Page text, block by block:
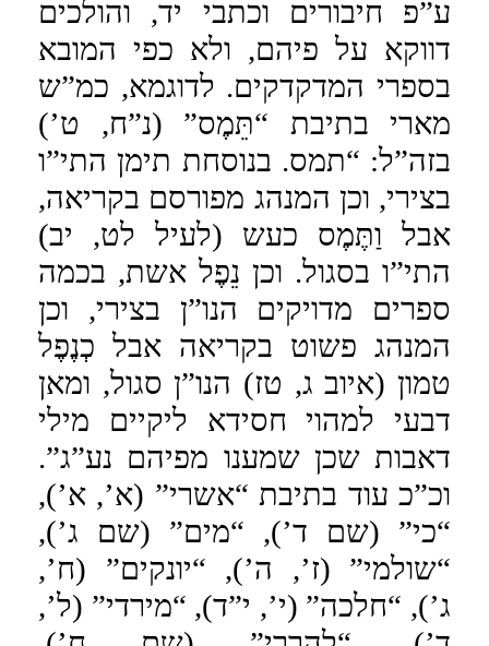
ע”פ חיבורים וכתבי יד, והולכים
דווקא על פיהם, ולא כפי המובא
בספרי המדקדקים. לדוגמא, כמ”ש
מארי בתיבת “תֵּמֶס” (נ”ח, ט’)
בזה”ל: “תמס. בנוסחת תימן התי”ו
בצירי, וכן המנהג מפורסם בקריאה,
אבל וַתֶּמֶס כעש (לעיל לט, יב)
התי”ו בסגול. וכן נֵפֶל אשת, בכמה
ספרים מדויקים הנו”ן בצירי, וכן
המנהג פשוט בקריאה אבל כְנֶפֶל
טמון (איוב ג, טז) הנו”ן סגול, ומאן
דבעי למהוי חסידא ליקיים מילי
דאבות שכן שמענו מפיהם נע”ג”.
וכ”כ עוד בתיבת “אשרי” (א’, א’),
“כי” (שם ד’), “מים” (שם ג’),
“שולמי” (ז’, ה’), “יונקים” (ח’,
ג’), “חלכה” (י’, י”ד), “מירדי” (ל’,